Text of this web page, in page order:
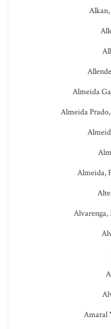
Almeida
Almeida
Almeida,
Alvarenga,
Amaral